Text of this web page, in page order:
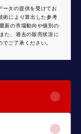
ータの提供を受けてお
術により算出した参考
新の市場動向や個別の
た、過去の販売状況に
ご了承ください。